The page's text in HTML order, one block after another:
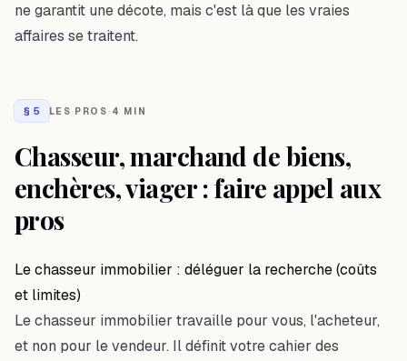
ne garantit une décote, mais c'est là que les vraies
affaires se traitent.
§ 5 LES PROS · 4 MIN
Chasseur, marchand de biens,
enchères, viager : faire appel aux
pros
Le chasseur immobilier : déléguer la recherche (coûts
et limites)
Le chasseur immobilier travaille pour vous, l'acheteur,
et non pour le vendeur. Il définit votre cahier des